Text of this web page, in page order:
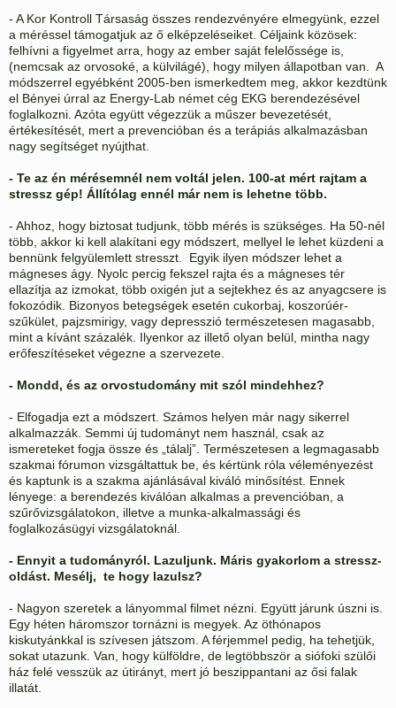
- A Kor Kontroll Társaság összes rendezvényére elmegyünk, ezzel
a méréssel támogatjuk az ő elképzeléseiket. Céljaink közösek:
felhívni a figyelmet arra, hogy az ember saját felelőssége is,
(nemcsak az orvosoké, a külvilágé), hogy milyen állapotban van. A
módszerrel egyébként 2005-ben ismerkedtem meg, akkor kezdtünk
el Bényei úrral az Energy-Lab német cég EKG berendezésével
foglalkozni. Azóta együtt végezzük a műszer bevezetését,
értékesítését, mert a prevencióban és a terápiás alkalmazásban
nagy segítséget nyújthat.
- Te az én mérésemnél nem voltál jelen. 100-at mért rajtam a
stressz gép! Állítólag ennél már nem is lehetne több.
- Ahhoz, hogy biztosat tudjunk, több mérés is szükséges. Ha 50-nél
több, akkor ki kell alakítani egy módszert, mellyel le lehet küzdeni a
bennünk felgyülemlett stresszt. Egyik ilyen módszer lehet a
mágneses ágy. Nyolc percig fekszel rajta és a mágneses tér
ellazítja az izmokat, több oxigén jut a sejtekhez és az anyagcsere is
fokozódik. Bizonyos betegségek esetén cukorbaj, koszorúér-
szűkület, pajzsmirigy, vagy depresszió természetesen magasabb,
mint a kívánt százalék. Ilyenkor az illető olyan belül, mintha nagy
erőfeszítéseket végezne a szervezete.
- Mondd, és az orvostudomány mit szól mindehhez?
- Elfogadja ezt a módszert. Számos helyen már nagy sikerrel
alkalmazzák. Semmi új tudományt nem használ, csak az
ismereteket fogja össze és „tálalj”. Természetesen a legmagasabb
szakmai fórumon vizsgáltattuk be, és kértünk róla véleményezést
és kaptunk is a szakma ajánlásával kiváló minősítést. Ennek
lényege: a berendezés kiválóan alkalmas a prevencióban, a
szűrővizsgálatokon, illetve a munka-alkalmassági és
foglalkozásügyi vizsgálatoknál.
- Ennyit a tudományról. Lazuljunk. Máris gyakorlom a stressz-
oldást. Mesélj, te hogy lazulsz?
- Nagyon szeretek a lányommal filmet nézni. Együtt járunk úszni is.
Egy héten háromszor tornázni is megyek. Az öthónapos
kiskutyánkkal is szívesen játszom. A férjemmel pedig, ha tehetjük,
sokat utazunk. Van, hogy külföldre, de legtöbbször a siófoki szülői
ház felé vesszük az útirányt, mert jó beszippantani az ősi falak
illatát.